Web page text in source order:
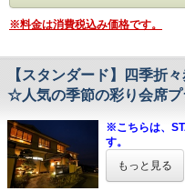
夏の味覚といえ
噛むたびに鱧
上品でさっぱ
さらにコリコリ
が堪能できる
夏限定の贅沢な
※料金は消費税込み価格です。
【スタンダード】四季折
☆人気の季節の彩り会席プ
※こちらは、
す。
す。
もっと見る